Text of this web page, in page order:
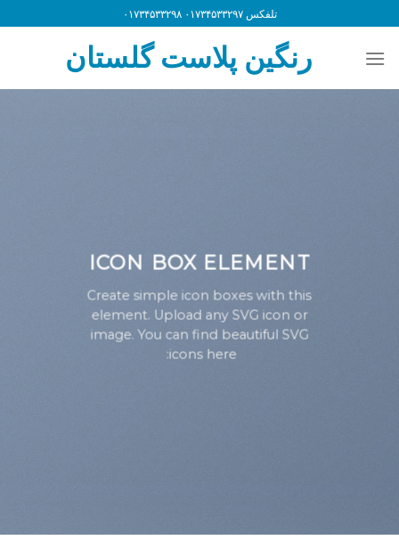
to
content
تلفکس ۰۱۷۳۴۵۳۳۲۹۷ ۰۱۷۳۴۵۳۳۲۹۸
رنگین پلاست گلستان
ICON BOX ELEMENT
Create simple icon boxes with this
element. Upload any SVG icon or
image. You can find beautiful SVG
icons here: